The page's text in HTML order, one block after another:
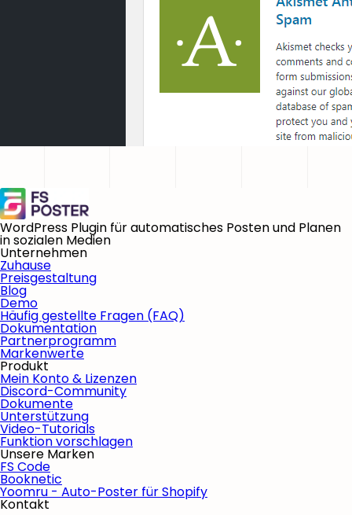
WordPress Plugin für automatisches Posten und Planen
in sozialen Medien
Unternehmen
Zuhause
Preisgestaltung
Blog
Demo
Häufig gestellte Fragen (FAQ)
Dokumentation
Partnerprogramm
Markenwerte
Produkt
Mein Konto & Lizenzen
Discord-Community
Dokumente
Unterstützung
Video-Tutorials
Funktion vorschlagen
Unsere Marken
FS Code
Booknetic
Yoomru - Auto-Poster für Shopify
Kontakt